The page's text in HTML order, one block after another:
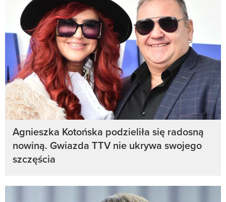
Agnieszka Kotońska podzieliła się radosną
nowiną. Gwiazda TTV nie ukrywa swojego
szczęścia